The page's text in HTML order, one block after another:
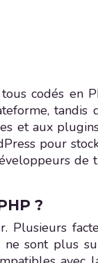
codés en
et aux
pour
?
Plusieurs
ne sont plus